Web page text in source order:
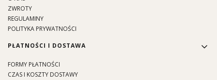
ZWROTY
REGULAMINY
POLITYKA PRYWATNOŚCI
PŁATNOŚCI I DOSTAWA
FORMY PŁATNOŚCI
CZAS I KOSZTY DOSTAWY